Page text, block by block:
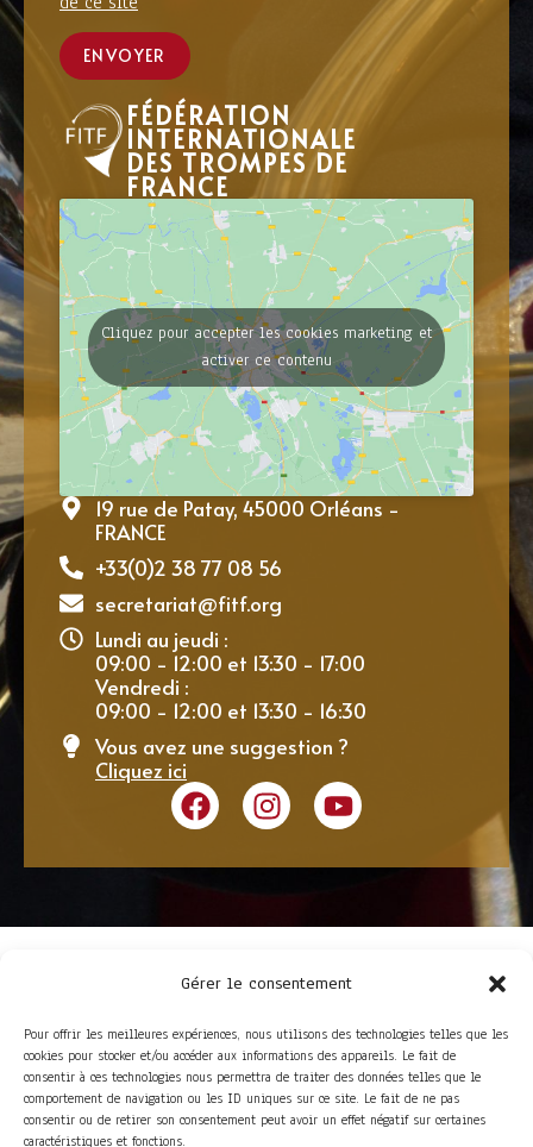
Gérer le consentement
Pour offrir les meilleures expériences, nous utilisons des technologies telles que les
cookies pour stocker et/ou accéder aux informations des appareils. Le fait de
consentir à ces technologies nous permettra de traiter des données telles que le
comportement de navigation ou les ID uniques sur ce site. Le fait de ne pas
consentir ou de retirer son consentement peut avoir un effet négatif sur certaines
caractéristiques et fonctions.
ENVOYER
FÉDÉRATION
INTERNATIONALE
DES TROMPES DE
FRANCE
Cliquez pour accepter les cookies marketing et
activer ce contenu
19 rue de Patay, 45000 Orléans -
FRANCE
+33(0)2 38 77 08 56
secretariat@fitf.org
Lundi au jeudi :
09:00 - 12:00 et 13:30 - 17:00
Vendredi :
09:00 - 12:00 et 13:30 - 16:30
Vous avez une suggestion ?
Cliquez ici
ACCÈS RAPIDE